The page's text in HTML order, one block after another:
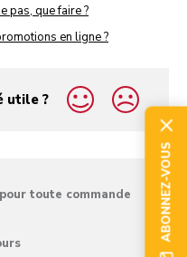
pas, que faire ?
en ligne ?
utile ?
toute commande
ABONNEZ-VOUS